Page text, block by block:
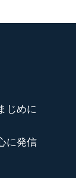
じめに
に発信